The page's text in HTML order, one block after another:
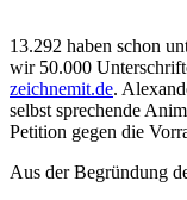
13.292 haben schon
wir 50.000
zeichnemit.de.
selbst sprechende
Petition gegen die
Aus der Begründung